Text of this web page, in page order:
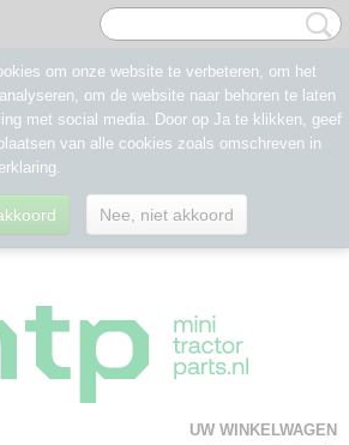
UW WINKELWAGEN
om onze website te verbeteren, om het
om de website naar behoren te laten
met social media. Door op Ja te klikken, geef
van alle cookies zoals omschreven in
Nee, niet akkoord